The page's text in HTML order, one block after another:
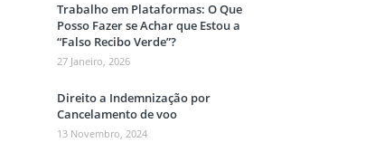
Trabalho em Plataformas: O Que
Posso Fazer se Achar que Estou a
“Falso Recibo Verde”?
27 Janeiro, 2026
Direito a Indemnização por
Cancelamento de voo
13 Novembro, 2024